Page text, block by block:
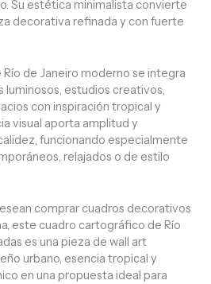
Su estética minimalista convierte
decorativa refinada y con fuerte
de Janeiro moderno se integra
luminosos, estudios creativos,
con inspiración tropical y
visual aporta amplitud y
funcionando especialmente
relajados o de estilo
comprar cuadros decorativos
este cuadro cartográfico de Río
es una pieza de wall art
urbano, esencia tropical y
en una propuesta ideal para